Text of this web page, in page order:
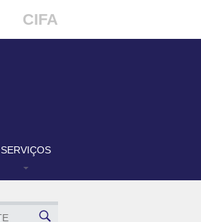
CIFA
SERVIÇOS